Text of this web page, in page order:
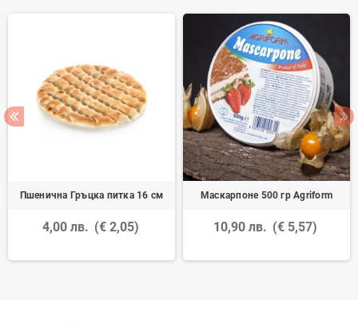
Пшенична Гръцка питка 16 см
4,00 лв. (€ 2,05)
Маскарпоне 500 гр Agriform
10,90 лв. (€ 5,57)